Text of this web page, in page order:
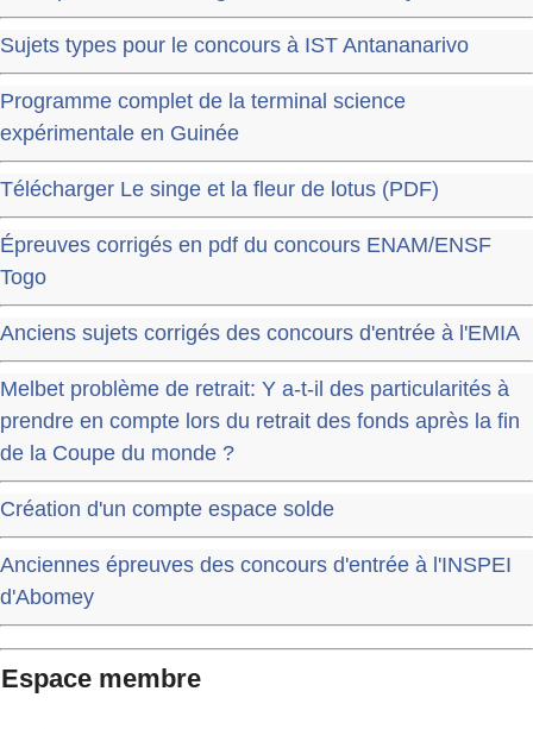
Sujets types pour le concours à IST Antananarivo
Programme complet de la terminal science
expérimentale en Guinée
Télécharger Le singe et la fleur de lotus (PDF)
Épreuves corrigés en pdf du concours ENAM/ENSF
Togo
Anciens sujets corrigés des concours d'entrée à l'EMIA
Melbet problème de retrait: Y a-t-il des particularités à
prendre en compte lors du retrait des fonds après la fin
de la Coupe du monde ?
Création d'un compte espace solde
Anciennes épreuves des concours d'entrée à l'INSPEI
d'Abomey
Espace membre